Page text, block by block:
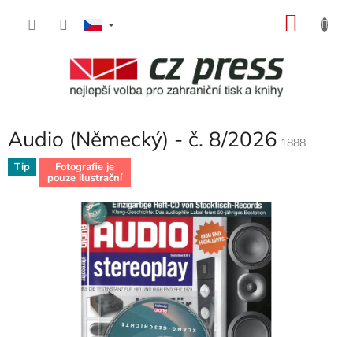
Audio (Německý) - č. 8/2026 1888
Tip Fotografie je
pouze ilustrační